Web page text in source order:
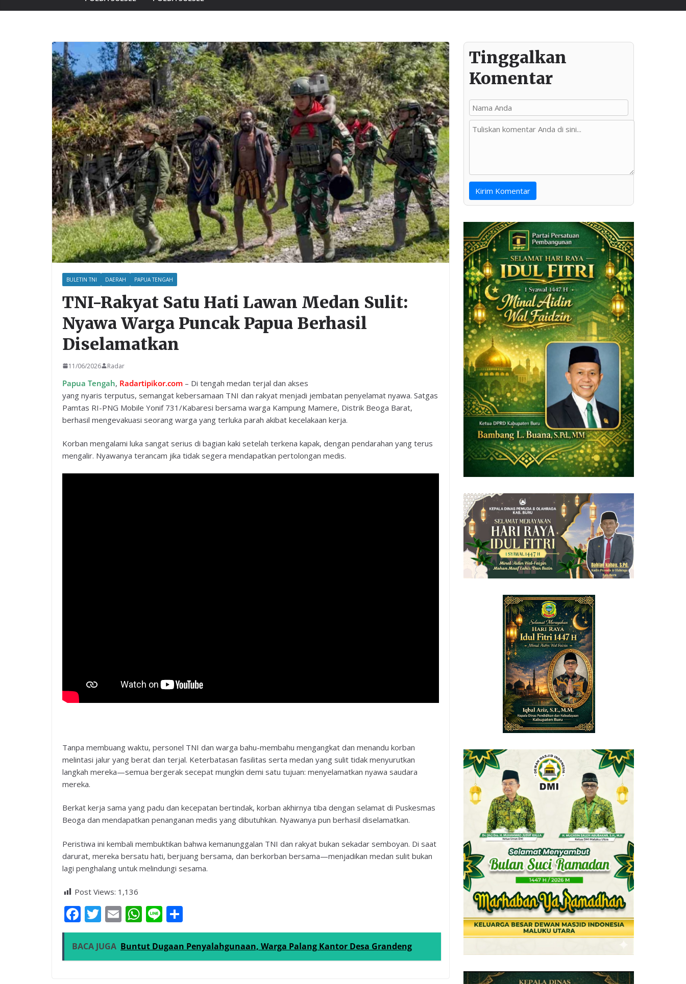
BULETIN TNI DAERAH PAPUA TENGAH
TNI-Rakyat Satu Hati Lawan Medan Sulit:
Nyawa Warga Puncak Papua Berhasil
Diselamatkan
11/06/2026 Radar
Papua Tengah, Radartipikor.com – Di tengah medan terjal dan akses
yang nyaris terputus, semangat kebersamaan TNI dan rakyat menjadi jembatan penyelamat nyawa. Satgas
Pamtas RI-PNG Mobile Yonif 731/Kabaresi bersama warga Kampung Mamere, Distrik Beoga Barat,
berhasil mengevakuasi seorang warga yang terluka parah akibat kecelakaan kerja.
Korban mengalami luka sangat serius di bagian kaki setelah terkena kapak, dengan pendarahan yang terus
mengalir. Nyawanya terancam jika tidak segera mendapatkan pertolongan medis.
Tanpa membuang waktu, personel TNI dan warga bahu-membahu mengangkat dan menandu korban
melintasi jalur yang berat dan terjal. Keterbatasan fasilitas serta medan yang sulit tidak menyurutkan
langkah mereka—semua bergerak secepat mungkin demi satu tujuan: menyelamatkan nyawa saudara
mereka.
Berkat kerja sama yang padu dan kecepatan bertindak, korban akhirnya tiba dengan selamat di Puskesmas
Beoga dan mendapatkan penanganan medis yang dibutuhkan. Nyawanya pun berhasil diselamatkan.
Peristiwa ini kembali membuktikan bahwa kemanunggalan TNI dan rakyat bukan sekadar semboyan. Di saat
darurat, mereka bersatu hati, berjuang bersama, dan berkorban bersama—menjadikan medan sulit bukan
lagi penghalang untuk melindungi sesama.
Post Views: 1,136
F
ac
e
b
T
w
itt
er
E
m
ai
l
W
h
at
s
Li
n
e
h
ar
e
BACA JUGA Buntut Dugaan Penyalahgunaan, Warga Palang Kantor Desa Grandeng
Tinggalkan
Komentar
Kirim Komentar